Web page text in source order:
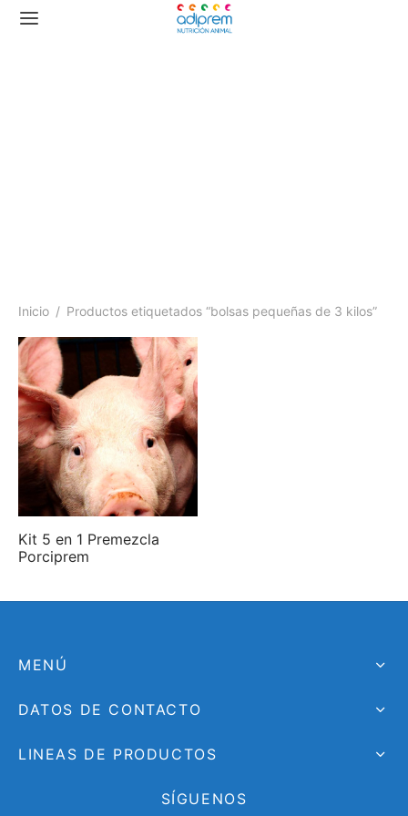
Inicio / Productos etiquetados “bolsas pequeñas de 3 kilos”
Kit 5 en 1 Premezcla
Porciprem
MENÚ
DATOS DE CONTACTO
LINEAS DE PRODUCTOS
SÍGUENOS